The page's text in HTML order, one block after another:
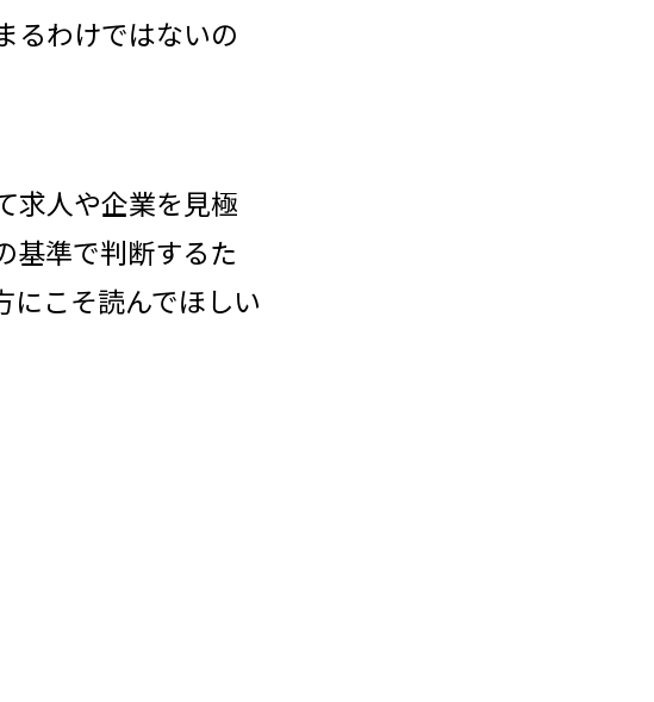
るわけではないの
求人や企業を見極
基準で判断するた
にこそ読んでほしい